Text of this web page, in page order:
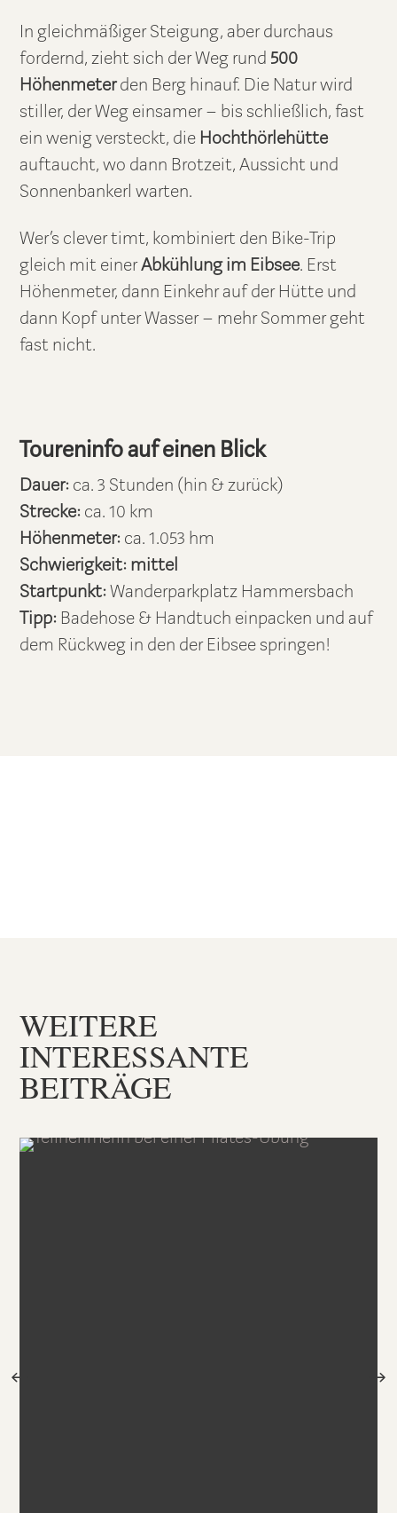
In gleichmäßiger Steigung, aber durchaus
fordernd, zieht sich der Weg rund 500
Höhenmeterden Berg hinauf. Die Natur wird
stiller, der Weg einsamer – bis schließlich, fast
ein wenig versteckt, die Hochthörlehütte
auftaucht, wo dann Brotzeit, Aussicht und
Sonnenbankerl warten.
Wer’s clever timt, kombiniert den Bike-Trip
gleich mit einerAbkühlung im Eibsee. Erst
Höhenmeter, dann Einkehr auf der Hütte und
dann Kopf unter Wasser – mehr Sommer geht
fast nicht.
Toureninfo auf einen Blick
Dauer:ca. 3 Stunden (hin & zurück)
Strecke:ca. 10 km
Höhenmeter:ca. 1.053 hm
Schwierigkeit:mittel
Startpunkt:Wanderparkplatz Hammersbach
Tipp: Badehose & Handtuch einpacken und auf
dem Rückweg in den der Eibsee springen!
WEITERE
INTERESSANTE
BEITRÄGE